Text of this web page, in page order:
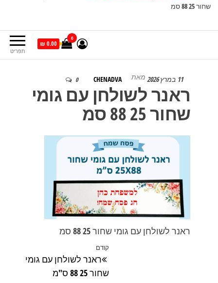
שחור 25 88 סמ
תפריט
0
0.00 ₪
11 במרץ 2026 מאת CHENADVA
0
ראנר לשולחן עם גומי
שחור 25 88 סמ
ראנר לשולחן עם גומי שחור 25 88 סמ
הפוסט
הקודם
קודם
ראנר לשולחן עם גומי
שחור 25 88 ס"מ